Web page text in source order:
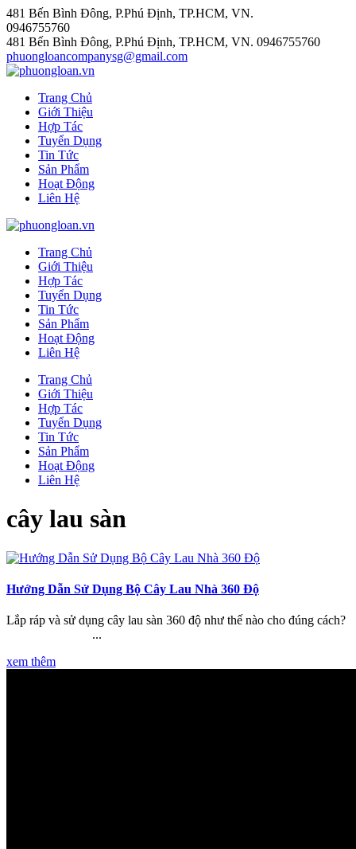
481 Bến Bình Đông, P.Phú Định, TP.HCM, VN.
0946755760
481 Bến Bình Đông, P.Phú Định, TP.HCM, VN. 0946755760
phuongloancompanysg@gmail.com
Trang Chủ
Giới Thiệu
Hợp Tác
Tuyển Dụng
Tin Tức
Sản Phẩm
Hoạt Động
Liên Hệ
Trang Chủ
Giới Thiệu
Hợp Tác
Tuyển Dụng
Tin Tức
Sản Phẩm
Hoạt Động
Liên Hệ
Trang Chủ
Giới Thiệu
Hợp Tác
Tuyển Dụng
Tin Tức
Sản Phẩm
Hoạt Động
Liên Hệ
cây lau sàn
Hướng Dẫn Sử Dụng Bộ Cây Lau Nhà 360 Độ
Lắp ráp và sử dụng cây lau sàn 360 độ như thế nào cho đúng cách?
...
xem thêm